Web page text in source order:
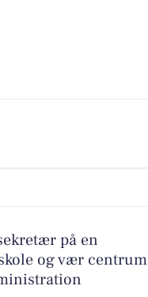
på en
og vær centrum